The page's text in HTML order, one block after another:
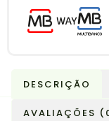
DESCRIÇÃO
AVALIAÇÕES